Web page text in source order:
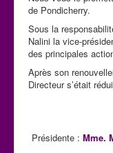
de Pondicherry.
Sous la
Nalini la vice-
des principales
Après son
Directeur s’était
Présidente : Mme.